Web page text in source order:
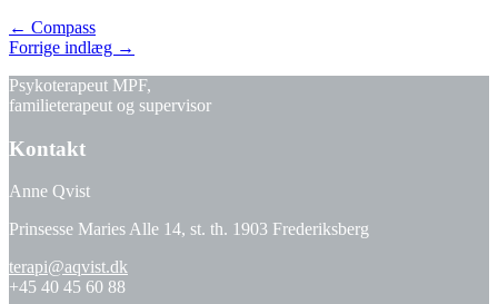
Post
navigation
← Compass
Forrige indlæg →
Psykoterapeut MPF,
familieterapeut og supervisor
Kontakt
Anne Qvist
Prinsesse Maries Alle 14, st. th. 1903 Frederiksberg
terapi@aqvist.dk
+45 40 45 60 88